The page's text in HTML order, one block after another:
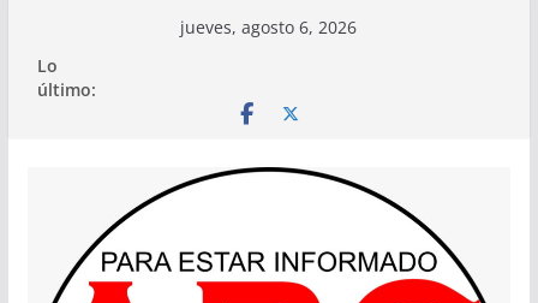
contenido
jueves, agosto 6, 2026
Lo
último: